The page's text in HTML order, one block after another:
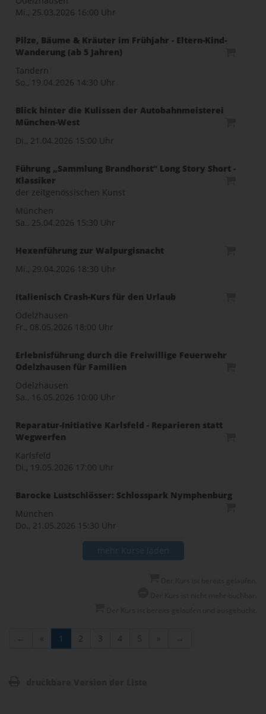
Mi., 25.03.2026 16:00 Uhr
Pilze, Bäume & Kräuter im Frühjahr - Eltern-Kind-
Wanderung (ab 5 Jahren)
Tandern
So., 19.04.2026 14:30 Uhr
Blick hinter die Kulissen der Autobahnmeisterei
München-West
Di., 21.04.2026 15:00 Uhr
Führung „Sammlung Brandhorst“ Long Story Short -
Klassiker
der zeitgenössischen Kunst
München
Sa., 25.04.2026 15:30 Uhr
Hexenführung zur Walpurgisnacht
Mi., 29.04.2026 18:30 Uhr
Italienisch Crash-Kurs für den Urlaub
Odelzhausen
Fr., 08.05.2026 18:00 Uhr
Erlebnisführung durch die Freiwillige Feuerwehr
Odelzhausen für Familien
Odelzhausen
Sa., 16.05.2026 10:00 Uhr
Reparatur-Initiative Karlsfeld - Reparieren statt
Wegwerfen
Karlsfeld
Di., 19.05.2026 17:00 Uhr
Barocke Lustschlösser: Schlosspark Nymphenburg
München
Do., 21.05.2026 15:30 Uhr
mehr Kurse laden
← « 1 2 3 4 5 » →